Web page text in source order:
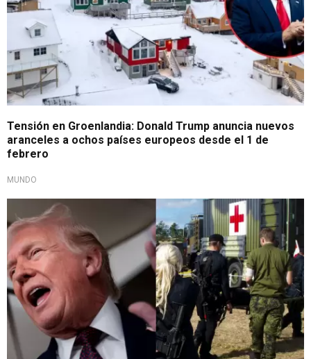
Tensión en Groenlandia: Donald Trump anuncia nuevos
aranceles a ochos países europeos desde el 1 de
febrero
MUNDO
Pan comido